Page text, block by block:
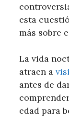
esta
más sobre
La vida
atraen a
antes de
edad para